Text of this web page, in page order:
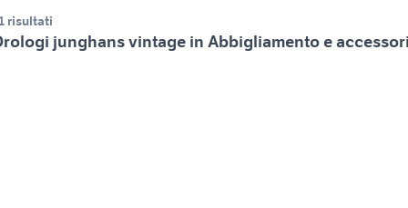
risultati
junghans vintage in Abbigliamento e